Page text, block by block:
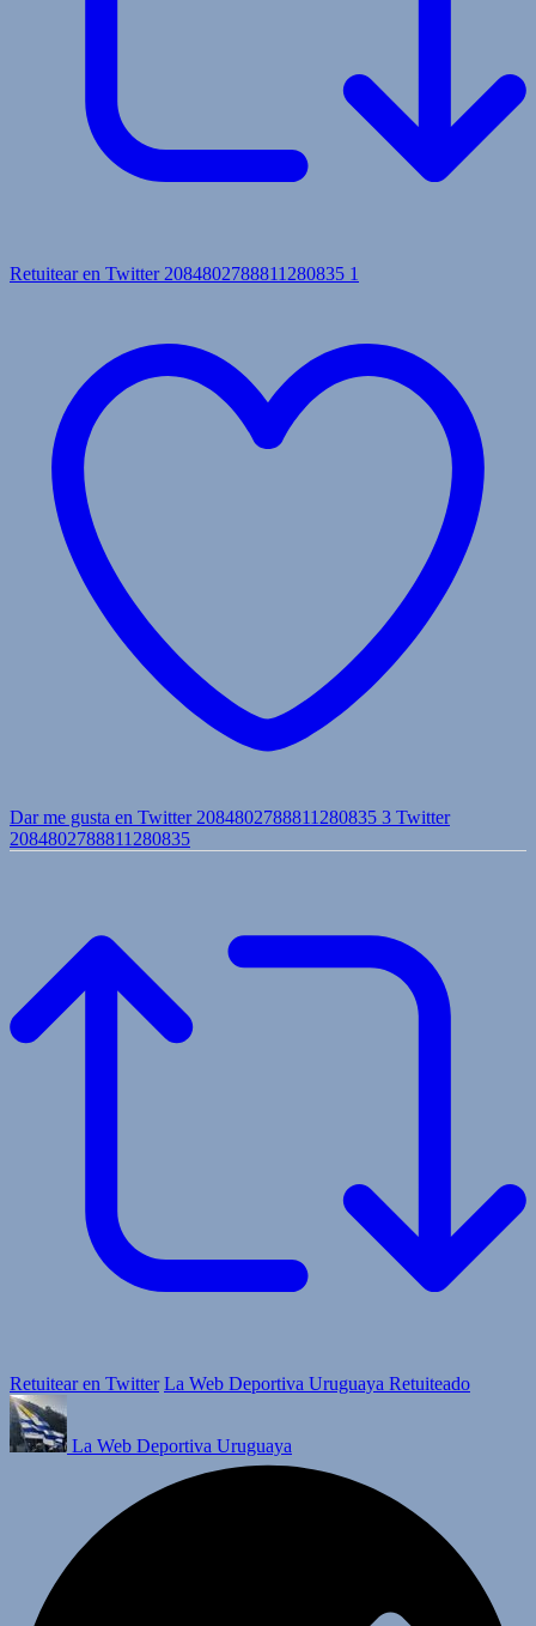
Retuitear en Twitter 2084802788811280835 1
Dar me gusta en Twitter 2084802788811280835 3 Twitter
2084802788811280835
Retuitear en Twitter La Web Deportiva Uruguaya Retuiteado
La Web Deportiva Uruguaya